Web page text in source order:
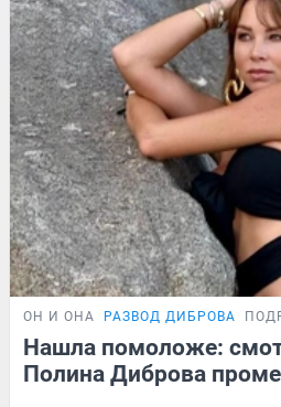
ОН И ОНА РАЗВОД ДИБРОВА
Нашла помоложе:
Полина Диброва